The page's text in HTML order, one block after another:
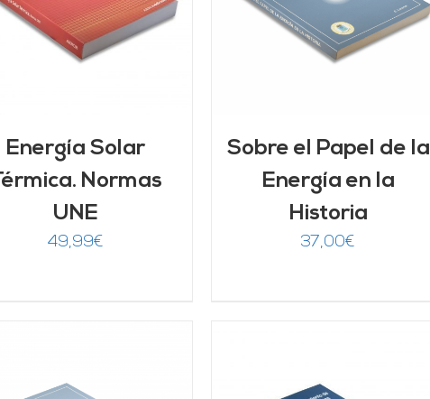
Energía Solar
Normas
UNE
49,99€
DETALLES
Sobre el Papel de la
Energía en la
Historia
37,00€